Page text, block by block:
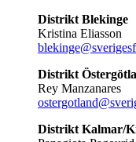
Distrikt Blekinge
Kristina Eliasson
Distrikt
Rey Manzanares
Distrikt Kalmar/